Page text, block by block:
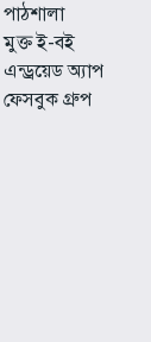
পাঠশালা
মুক্ত ই-বই
এন্ড্রয়েড অ্যাপ
ফেসবুক গ্রুপ